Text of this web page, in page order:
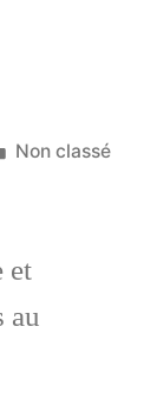
Publié
Non classé
et
au